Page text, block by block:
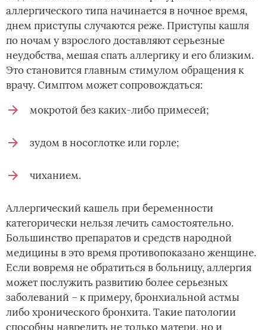
аллергического типа начинается в ночное время,
днем приступы случаются реже. Приступы кашля
по ночам у взрослого доставляют серьезные
неудобства, мешая спать аллергику и его близким.
Это становится главным стимулом обращения к
врачу. Симптом может сопровождаться:
мокротой без каких-либо примесей;
зудом в носоглотке или горле;
чиханием.
Аллергический кашель при беременности
категорически нельзя лечить самостоятельно.
Большинство препаратов и средств народной
медицины в это время противопоказано женщине.
Если вовремя не обратиться в больницу, аллергия
может послужить развитию более серьезных
заболеваний – к примеру, бронхиальной астмы
либо хронического бронхита. Такие патологии
способны навредить не только матери, но и